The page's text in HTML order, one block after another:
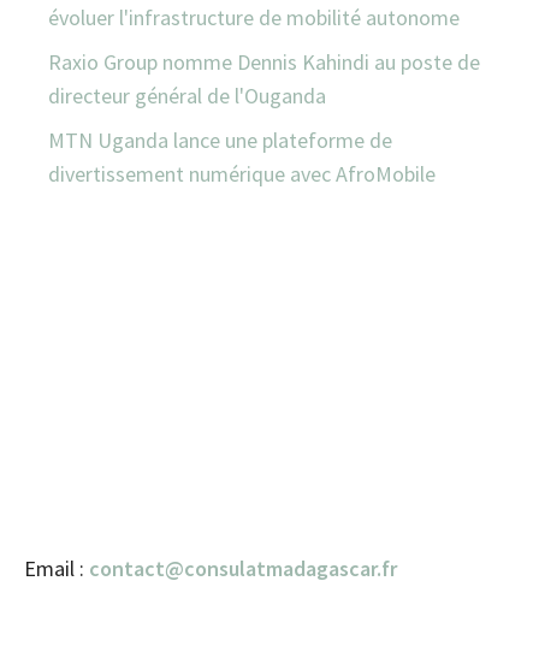
évoluer l'infrastructure de mobilité autonome
Raxio Group nomme Dennis Kahindi au poste de
directeur général de l'Ouganda
MTN Uganda lance une plateforme de
divertissement numérique avec AfroMobile
Email : contact@consulatmadagascar.fr